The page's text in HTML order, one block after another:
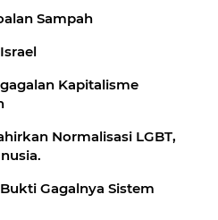
Sampah
Kapitalisme
Normalisasi LGBT,
Gagalnya Sistem